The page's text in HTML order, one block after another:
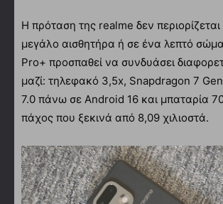
Η πρόταση της realme δεν
μεγάλο αισθητήρα ή σε ένα λεπτό
Pro+ προσπαθεί να συνδυάσει
μαζί: τηλεφακό 3,5x, Snapdragon 7
7.0 πάνω σε Android 16 και μπαταρία
πάχος που ξεκινά από 8,09 χιλιοστά.